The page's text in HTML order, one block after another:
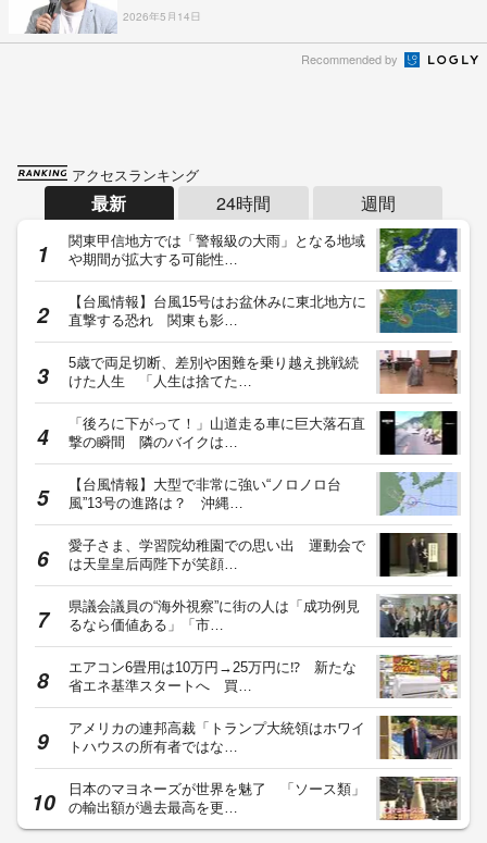
2026年5月14日
Recommended by
アクセスランキング
最新 24時間 週間
関東甲信地方では「警報級の大雨」となる地域
や期間が拡大する可能性…
【台風情報】台風15号はお盆休みに東北地方に
直撃する恐れ 関東も影…
5歳で両足切断、差別や困難を乗り越え挑戦続
けた人生 「人生は捨てた…
「後ろに下がって！」山道走る車に巨大落石直
撃の瞬間 隣のバイクは…
【台風情報】大型で非常に強い“ノロノロ台
風”13号の進路は？ 沖縄…
愛子さま、学習院幼稚園での思い出 運動会で
は天皇皇后両陛下が笑顔…
県議会議員の“海外視察”に街の人は「成功例見
るなら価値ある」「市…
エアコン6畳用は10万円→25万円に⁉ 新たな
省エネ基準スタートへ 買…
アメリカの連邦高裁「トランプ大統領はホワイ
トハウスの所有者ではな…
日本のマヨネーズが世界を魅了 「ソース類」
の輸出額が過去最高を更…